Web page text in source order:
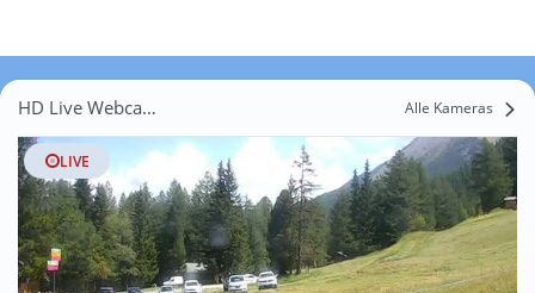
HD Live Webcams Montfort Alle Kameras
LIVE